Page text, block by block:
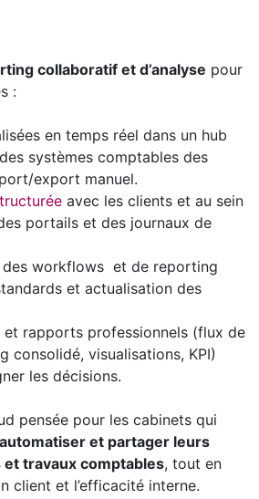
collaboratif et d’analyse pour
:
en temps réel dans un hub
systèmes comptables des
export manuel.
avec les clients et au sein
portails et des journaux de
des workflows et de reporting
et actualisation des
et rapports professionnels (flux de
consolidé, visualisations, KPI)
les décisions.
pensée pour les cabinets qui
et partager leurs
travaux comptables, tout en
client et l’efficacité interne.